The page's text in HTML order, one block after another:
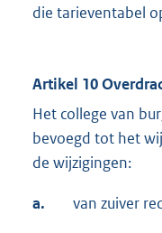
die tarieventabel
Artikel 10
Het college van
bevoegd tot het
de wijzigingen:
a. van zuiver